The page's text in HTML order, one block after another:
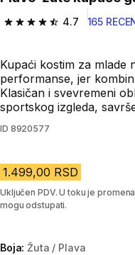
4.7
4.7 od 5 zvezdica from
165
Kupaći kostim za mlade
performanse, jer
Klasičan i svevremeni
sportskog izgleda,
ID 8920577
1.499,00 RSD
Uključen PDV. U toku je
mogu odstupati.
Boja:Žuta / Plava